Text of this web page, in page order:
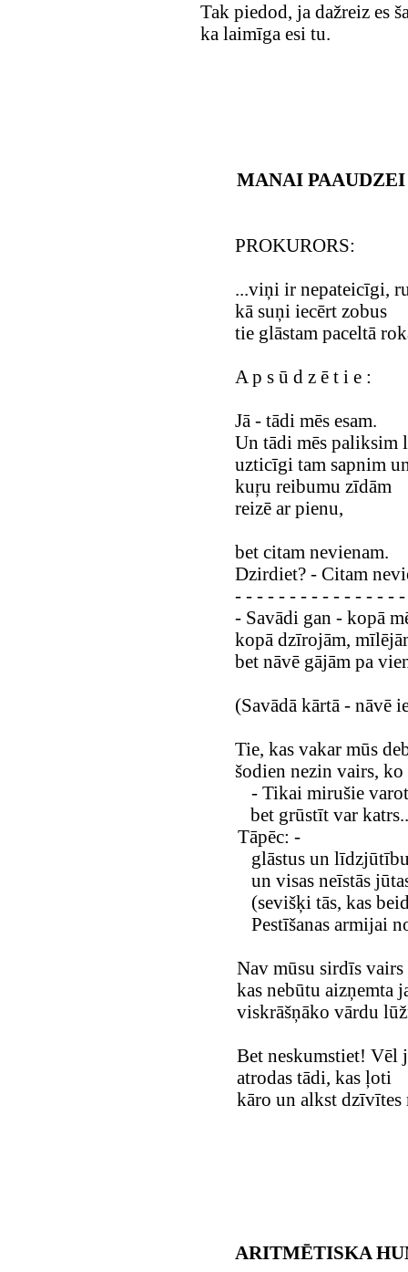
Tak piedod, ja dažreiz es
ka laimīga esi tu.
MANAI PAAUDZEI
PROKURORS:
...viņi ir nepateicīgi,
kā suņi iecērt zobus
tie glāstam paceltā
A p s ū d z ē t i e :
Jā - tādi mēs esam.
Un tādi mēs paliksim
uzticīgi tam sapnim
kuŗu reibumu zīdām
reizē ar pienu,
bet citam nevienam.
Dzirdiet? - Citam
- - - - - - - - - - - - - - -
- Savādi gan - kopā
kopā dzīrojām,
bet nāvē gājām pa
(Savādā kārtā - nāvē
Tie, kas vakar mūs
šodien nezin vairs, ko
- Tikai mirušie
bet grūstīt var
Tāpēc: -
glāstus un
un visas neīstās
(sevišķi tās, kas
Pestīšanas armijai
Nav mūsu sirdīs
kas nebūtu aizņemta
viskrāšņāko vārdu
Bet neskumstiet! Vēl
atrodas tādi, kas ļoti
kāro un alkst dzīvītes
ARITMĒTISKA